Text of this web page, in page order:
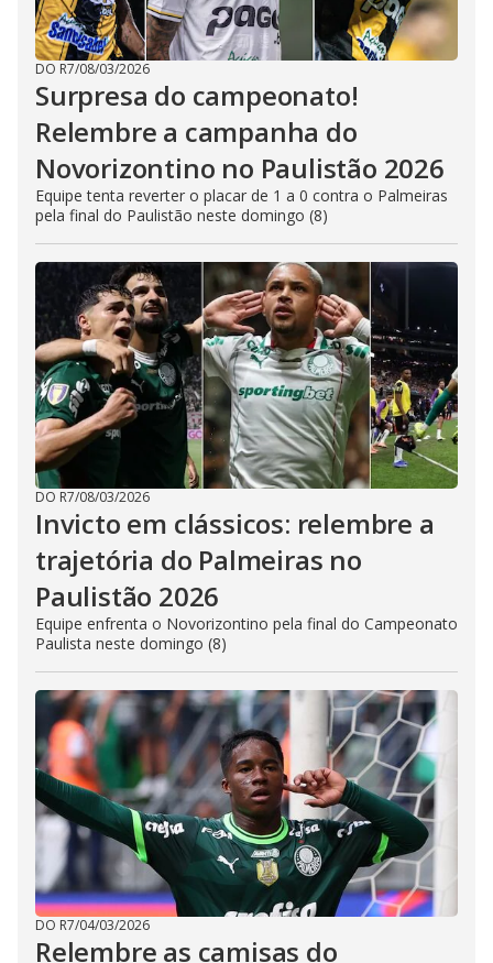
DO R7/08/03/2026
Surpresa do campeonato!
Relembre a campanha do
Novorizontino no Paulistão 2026
Equipe tenta reverter o placar de 1 a 0 contra o Palmeiras
pela final do Paulistão neste domingo (8)
DO R7/08/03/2026
Invicto em clássicos: relembre a
trajetória do Palmeiras no
Paulistão 2026
Equipe enfrenta o Novorizontino pela final do Campeonato
Paulista neste domingo (8)
DO R7/04/03/2026
Relembre as camisas do